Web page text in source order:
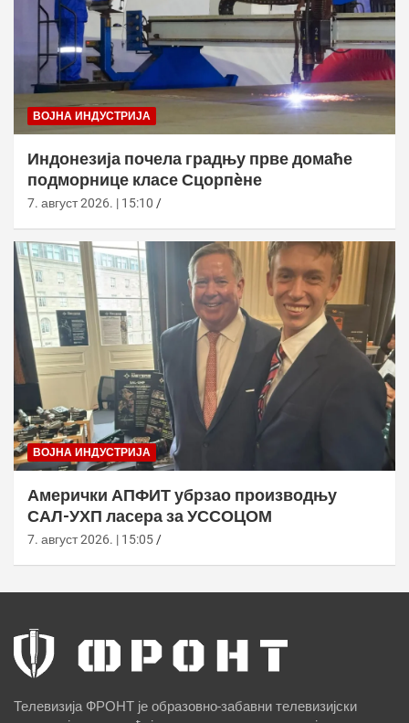
ВОЈНА ИНДУСТРИЈА
Индонезија почела градњу прве домаће
подморнице класе Сцорпèне
7. август 2026. | 15:10
ВОЈНА ИНДУСТРИЈА
Амерички АПФИТ убрзао производњу
САЛ-УХП ласера за УССОЦОМ
7. август 2026. | 15:05
Телевизија ФРОНТ је образовно-забавни телевизијски